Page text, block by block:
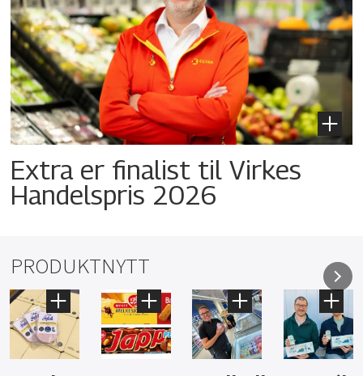
Extra er finalist til Virkes
Handelspris 2026
PRODUKTNYTT